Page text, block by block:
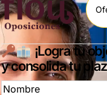
¡Logra tu
y consolida tu